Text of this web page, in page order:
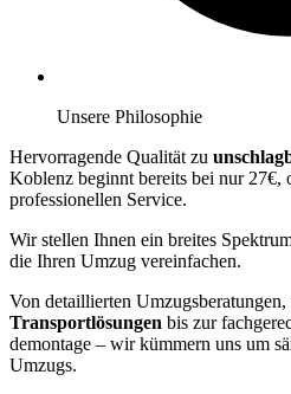
Unsere Philosophie
Hervorragende Qualität zu
Koblenz beginnt bereits bei nur 27€,
professionellen Service.
Wir stellen Ihnen ein breites
die Ihren Umzug vereinfachen.
Von detaillierten Umzugsberatungen,
Transportlösungen bis zur
demontage – wir kümmern uns um
Umzugs.